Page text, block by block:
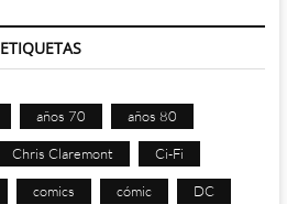
ETIQUETAS
años 70 años 80
Chris Claremont Ci-Fi
comics cómic DC